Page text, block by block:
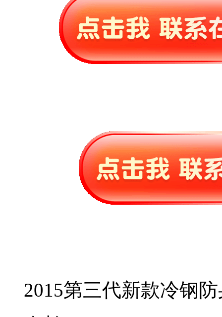
2015第三代新款冷钢